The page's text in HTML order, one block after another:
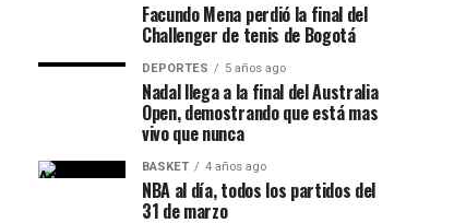
Facundo Mena perdió la final del
Challenger de tenis de Bogotá
DEPORTES 5 años ago
Nadal llega a la final del Australia
Open, demostrando que está mas
vivo que nunca
BASKET 4 años ago
NBA al día, todos los partidos del
31 de marzo